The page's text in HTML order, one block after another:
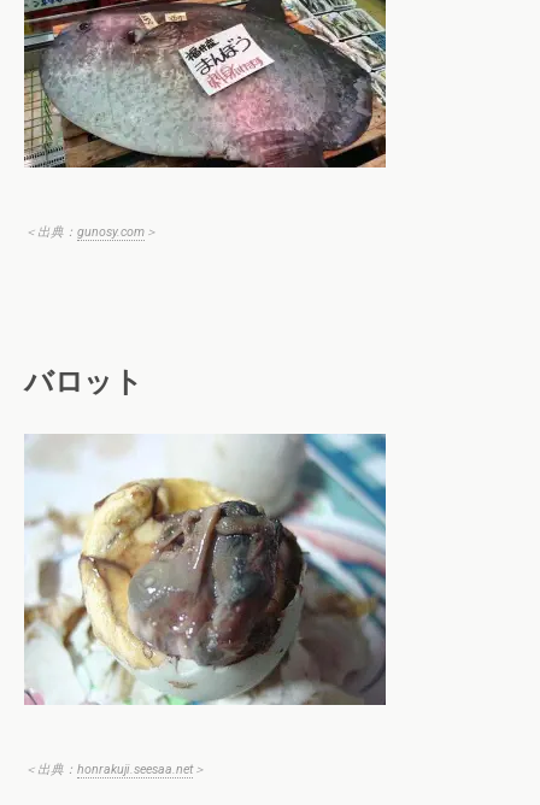
＜出典： gunosy.com ＞
バロット
＜出典： honrakuji.seesaa.net＞